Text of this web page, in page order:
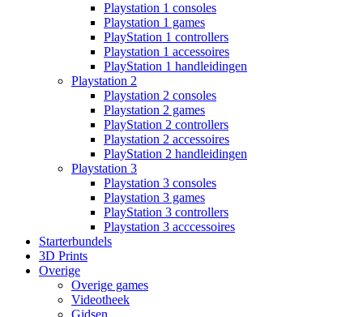
Playstation 1 consoles
Playstation 1 games
PlayStation 1 controllers
Playstation 1 accessoires
PlayStation 1 handleidingen
Playstation 2
Playstation 2 consoles
Playstation 2 games
PlayStation 2 controllers
Playstation 2 accessoires
PlayStation 2 handleidingen
Playstation 3
Playstation 3 consoles
Playstation 3 games
PlayStation 3 controllers
Playstation 3 acccessoires
Starterbundels
3D Prints
Overige
Overige games
Videotheek
Gidsen